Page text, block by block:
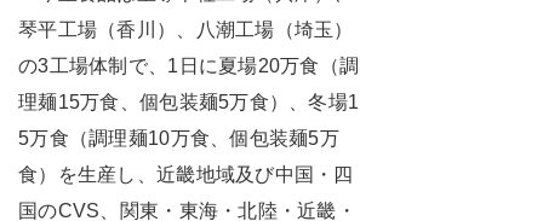
琴平工場（香川）、八潮工場（埼玉）
の3工場体制で、1日に夏場20万食（調
理麺15万食、個包装麺5万食）、冬場1
5万食（調理麺10万食、個包装麺5万
食）を生産し、近畿地域及び中国・四
国のCVS、関東・東海・北陸・近畿・